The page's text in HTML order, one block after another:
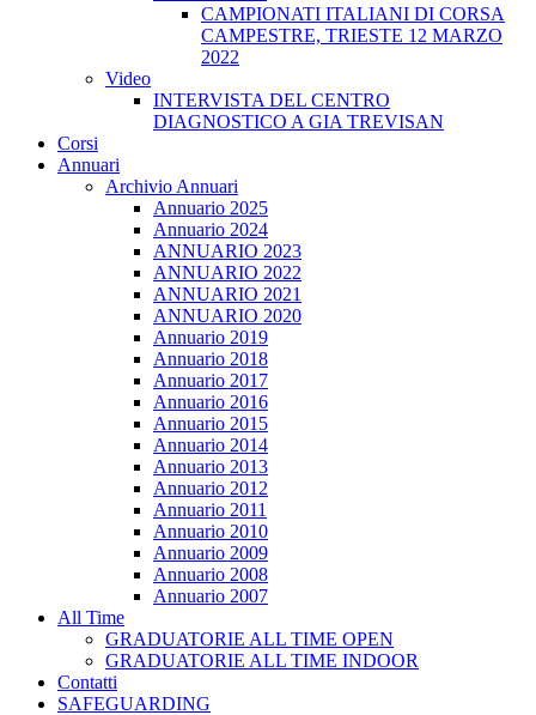
CAMPIONATI ITALIANI DI CORSA
CAMPESTRE, TRIESTE 12 MARZO
2022
Video
INTERVISTA DEL CENTRO
DIAGNOSTICO A GIA TREVISAN
Corsi
Annuari
Archivio Annuari
Annuario 2025
Annuario 2024
ANNUARIO 2023
ANNUARIO 2022
ANNUARIO 2021
ANNUARIO 2020
Annuario 2019
Annuario 2018
Annuario 2017
Annuario 2016
Annuario 2015
Annuario 2014
Annuario 2013
Annuario 2012
Annuario 2011
Annuario 2010
Annuario 2009
Annuario 2008
Annuario 2007
All Time
GRADUATORIE ALL TIME OPEN
GRADUATORIE ALL TIME INDOOR
Contatti
SAFEGUARDING